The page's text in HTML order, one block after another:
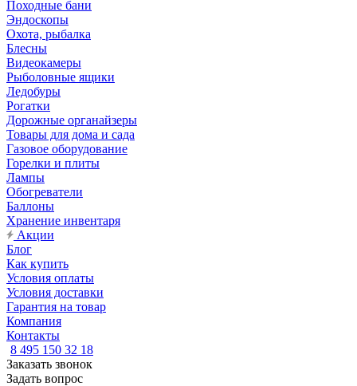
Походные бани
Эндоскопы
Охота, рыбалка
Блесны
Видеокамеры
Рыболовные ящики
Ледобуры
Рогатки
Дорожные органайзеры
Товары для дома и сада
Газовое оборудование
Горелки и плиты
Лампы
Обогреватели
Баллоны
Хранение инвентаря
Акции
Блог
Как купить
Условия оплаты
Условия доставки
Гарантия на товар
Компания
Контакты
8 495 150 32 18
Заказать звонок
Задать вопрос